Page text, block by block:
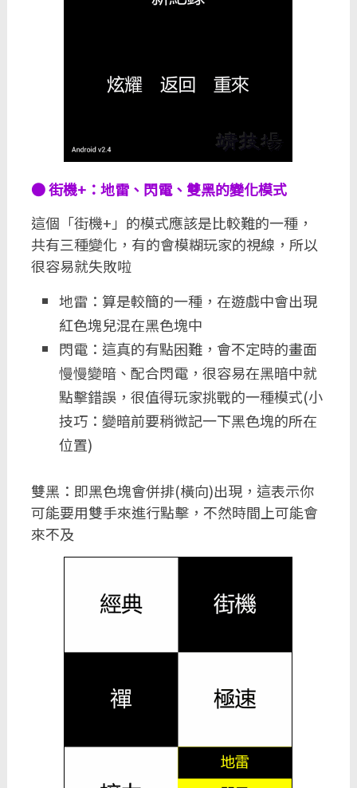
● 街機+：地雷、閃電、雙黑的變化模式
這個「街機+」的模式應該是比較難的一種，
共有三種變化，有的會模糊玩家的視線，所以
很容易就失敗啦
地雷：算是較簡的一種，在遊戲中會出現
紅色塊兒混在黑色塊中
閃電：這真的有點困難，會不定時的畫面
慢慢變暗、配合閃電，很容易在黑暗中就
點擊錯誤，很值得玩家挑戰的一種模式(小
技巧：變暗前要稍微記一下黑色塊的所在
位置)
雙黑：即黑色塊會併排(橫向)出現，這表示你
可能要用雙手來進行點擊，不然時間上可能會
來不及